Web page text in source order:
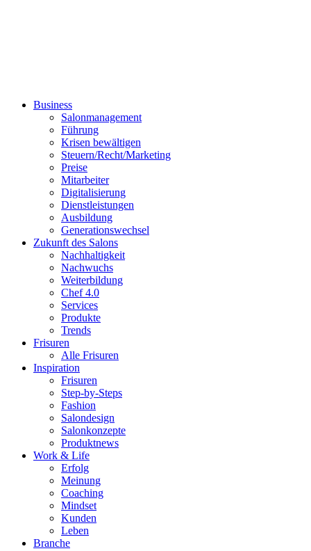
Business
Salonmanagement
Führung
Krisen bewältigen
Steuern/Recht/Marketing
Preise
Mitarbeiter
Digitalisierung
Dienstleistungen
Ausbildung
Generationswechsel
Zukunft des Salons
Nachhaltigkeit
Nachwuchs
Weiterbildung
Chef 4.0
Services
Produkte
Trends
Frisuren
Alle Frisuren
Inspiration
Frisuren
Step-by-Steps
Fashion
Salondesign
Salonkonzepte
Produktnews
Work & Life
Erfolg
Meinung
Coaching
Mindset
Kunden
Leben
Branche